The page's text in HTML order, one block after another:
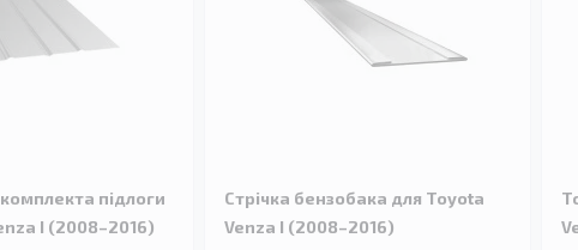
підлоги
I (2008–2016)
Стрічка бензобака для Toyota
Venza I (2008–2016)